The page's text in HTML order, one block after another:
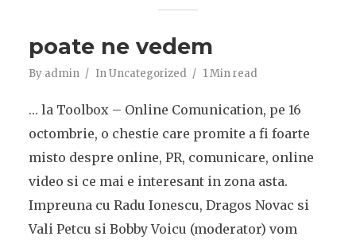
poate ne vedem
By admin InUncategorized 1 Min read
… la Toolbox – Online Comunication, pe 16
octombrie, o chestie care promite a fi foarte
misto despre online, PR, comunicare, online
video si ce mai e interesant in zona asta.
Impreuna cu Radu Ionescu, Dragos Novac si
Vali Petcu si Bobby Voicu (moderator) vom